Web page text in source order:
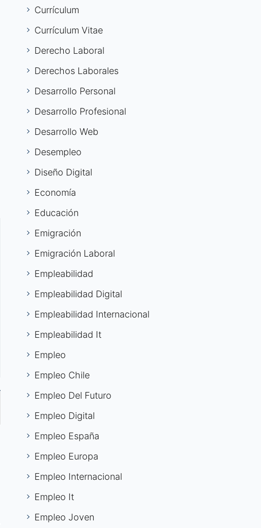
Currículum
Currículum Vitae
Derecho Laboral
Derechos Laborales
Desarrollo Personal
Desarrollo Profesional
Desarrollo Web
Desempleo
Diseño Digital
Economía
Educación
Emigración
Emigración Laboral
Empleabilidad
Empleabilidad Digital
Empleabilidad Internacional
Empleabilidad It
Empleo
Empleo Chile
Empleo Del Futuro
Empleo Digital
Empleo España
Empleo Europa
Empleo Internacional
Empleo It
Empleo Joven